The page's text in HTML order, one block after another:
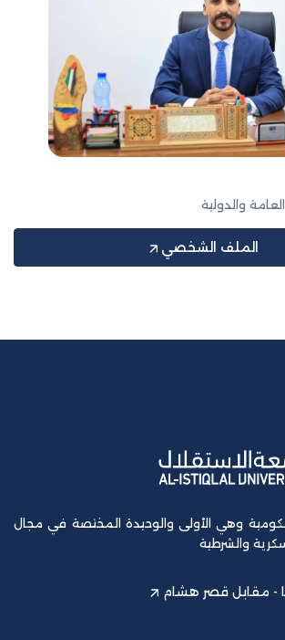
والدولية
الملف الشخصي
وهي الأولى والوحيدة المختصة في مجال
والشرطية
- مقابل قصر هشام